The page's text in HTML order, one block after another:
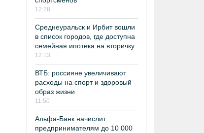
12:28
Среднеуральск и Ирбит вошли
в список городов, где доступна
семейная ипотека на вторичку
12:13
ВТБ: россияне увеличивают
расходы на спорт и здоровый
образ жизни
11:50
Альфа-Банк начислит
предпринимателям до 10 000